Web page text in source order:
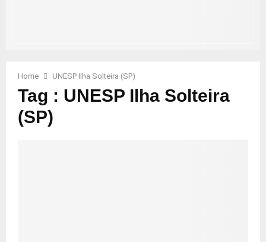
Home UNESP Ilha Solteira (SP)
Tag : UNESP Ilha Solteira
(SP)